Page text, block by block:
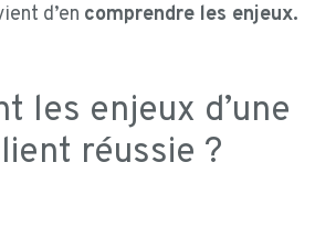
d’en comprendre les enjeux.
les enjeux d’une
réussie ?